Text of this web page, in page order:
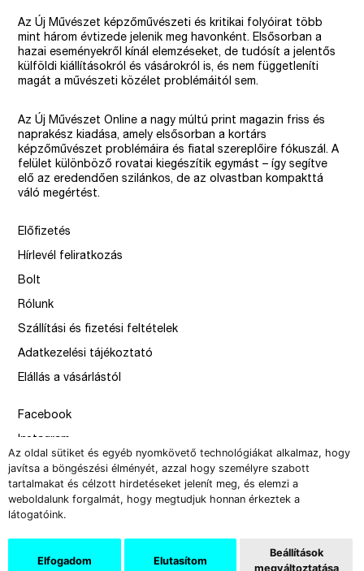
Az oldal sütiket és egyéb nyomkövető technológiákat alkalmaz, hogy
javítsa a böngészési élményét, azzal hogy személyre szabott
tartalmakat és célzott hirdetéseket jelenít meg, és elemzi a
weboldalunk forgalmát, hogy megtudjuk honnan érkeztek a
látogatóink.
Elfogadom Elutasítom
Beállítások
megváltoztatása
Az Új Művészet képzőművészeti és kritikai folyóirat több
mint három évtizede jelenik meg havonként. Elsősorban a
hazai eseményekről kínál elemzéseket, de tudósít a jelentős
külföldi kiállításokról és vásárokról is, és nem függetleníti
magát a művészeti közélet problémáitól sem.
Az Új Művészet Online a nagy múltú print magazin friss és
naprakész kiadása, amely elsősorban a kortárs
képzőművészet problémáira és fiatal szereplőire fókuszál. A
felület különböző rovatai kiegészítik egymást – így segítve
elő az eredendően szilánkos, de az olvastban kompakttá
váló megértést.
Előfizetés
Hírlevél feliratkozás
Bolt
Rólunk
Szállítási és fizetési feltételek
Adatkezelési tájékoztató
Elállás a vásárlástól
Facebook
Instagram
Issue
–
design by Solymosi Mór, Sirbik Attila
webbyzolka